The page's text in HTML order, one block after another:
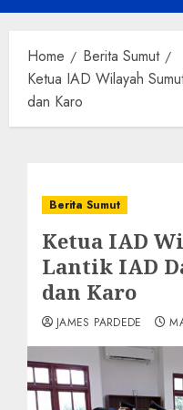
Menu
Home
Berita Sumut
Ketua IAD Wilayah
dan Karo
Berita Sumut
Ketua IAD
Lantik IAD
dan Karo
JAMES PARDEDE